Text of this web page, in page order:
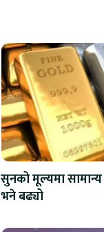
सुनको मूल्यमा सामान्य
भने बढ्यो